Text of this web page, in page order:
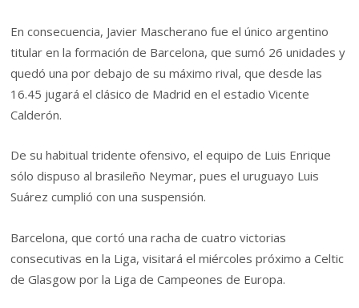
En consecuencia, Javier Mascherano fue el único argentino
titular en la formación de Barcelona, que sumó 26 unidades y
quedó una por debajo de su máximo rival, que desde las
16.45 jugará el clásico de Madrid en el estadio Vicente
Calderón.
De su habitual tridente ofensivo, el equipo de Luis Enrique
sólo dispuso al brasileño Neymar, pues el uruguayo Luis
Suárez cumplió con una suspensión.
Barcelona, que cortó una racha de cuatro victorias
consecutivas en la Liga, visitará el miércoles próximo a Celtic
de Glasgow por la Liga de Campeones de Europa.